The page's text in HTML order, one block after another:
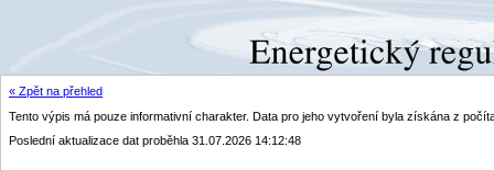
« Zpět na přehled
Tento výpis má pouze informativní charakter. Data pro jeho vytvoření byla získána z
Poslední aktualizace dat proběhla 31.07.2026 14:12:48